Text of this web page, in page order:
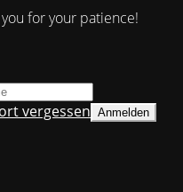
for your patience!
vergessen